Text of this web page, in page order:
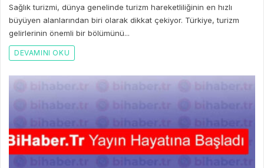
Sağlık turizmi, dünya genelinde turizm hareketliliğinin en hızlı
büyüyen alanlarından biri olarak dikkat çekiyor. Türkiye, turizm
gelirlerinin önemli bir bölümünü...
DEVAMINI OKU